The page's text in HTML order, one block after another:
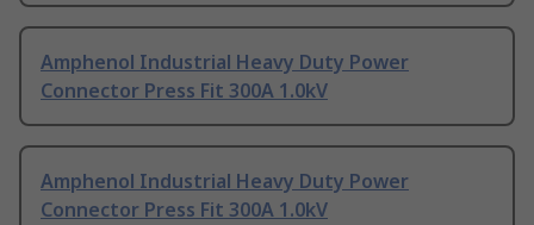
Amphenol Industrial Heavy Duty Power
Connector Press Fit 300A 1.0kV
Amphenol Industrial Heavy Duty Power
Connector Press Fit 300A 1.0kV